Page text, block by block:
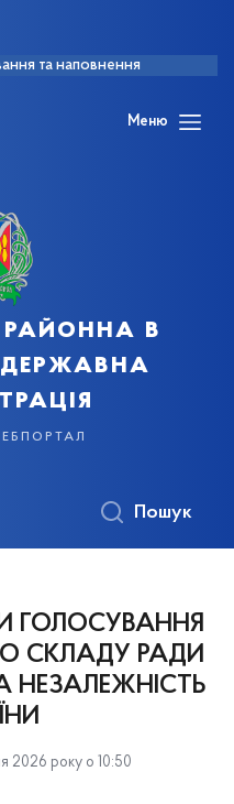
та наповнення
Меню
в
державна
Пошук
ГОЛОСУВАННЯ
СКЛАДУ РАДИ
НЕЗАЛЕЖНІСТЬ
2026 року о 10:50